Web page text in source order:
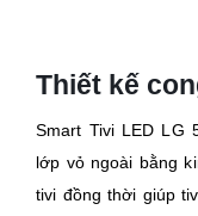
Thiết kế
Smart Tivi LED LG
lớp vỏ ngoài bằng
tivi đồng thời giúp